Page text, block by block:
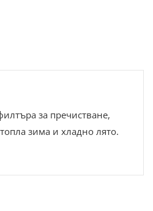
за пречистване,
зима и хладно лято.